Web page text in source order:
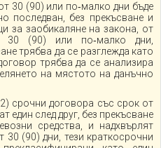
30 (90) или по‑малко дни бъде
последван, без прекъсване и
за заобикаляне на закона, от
(90) или по‑малко дни,
трябва да се разглежда като
трябва да се анализира
на мястото на данъчно
срочни договора със срок от
един след друг, без прекъсване
средства, и надхвърлят
(90) дни, тези краткосрочни